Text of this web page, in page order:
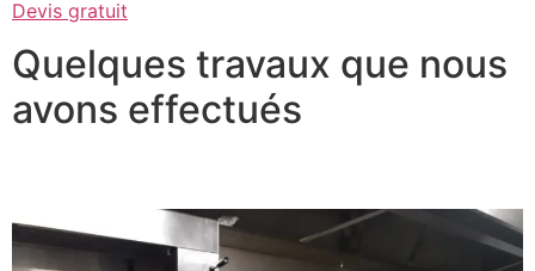
Devis gratuit
Quelques travaux que nous
avons effectués